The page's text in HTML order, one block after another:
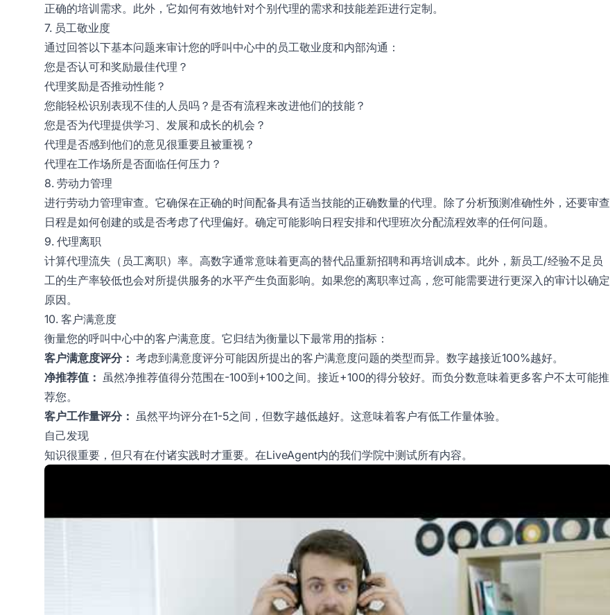
正确的培训需求。此外，它如何有效地针对个别代理的需求和技能差距进行定制。
7. 员工敬业度
通过回答以下基本问题来审计您的呼叫中心中的员工敬业度和内部沟通：
您是否认可和奖励最佳代理？
代理奖励是否推动性能？
您能轻松识别表现不佳的人员吗？是否有流程来改进他们的技能？
您是否为代理提供学习、发展和成长的机会？
代理是否感到他们的意见很重要且被重视？
代理在工作场所是否面临任何压力？
8. 劳动力管理
进行劳动力管理审查。它确保在正确的时间配备具有适当技能的正确数量的代理。除了分析预测准确性外，还要审查
日程是如何创建的或是否考虑了代理偏好。确定可能影响日程安排和代理班次分配流程效率的任何问题。
9. 代理离职
计算代理流失（员工离职）率。高数字通常意味着更高的替代品重新招聘和再培训成本。此外，新员工/经验不足员
工的生产率较低也会对所提供服务的水平产生负面影响。如果您的离职率过高，您可能需要进行更深入的审计以确定
原因。
10. 客户满意度
衡量您的呼叫中心中的客户满意度。它归结为衡量以下最常用的指标：
客户满意度评分： 考虑到满意度评分可能因所提出的客户满意度问题的类型而异。数字越接近100%越好。
净推荐值： 虽然净推荐值得分范围在-100到+100之间。接近+100的得分较好。而负分数意味着更多客户不太可能推
荐您。
客户工作量评分： 虽然平均评分在1-5之间，但数字越低越好。这意味着客户有低工作量体验。
自己发现
知识很重要，但只有在付诸实践时才重要。在LiveAgent内的我们学院中测试所有内容。